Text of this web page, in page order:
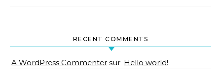
RECENT COMMENTS
A WordPress Commenter sur Hello world!